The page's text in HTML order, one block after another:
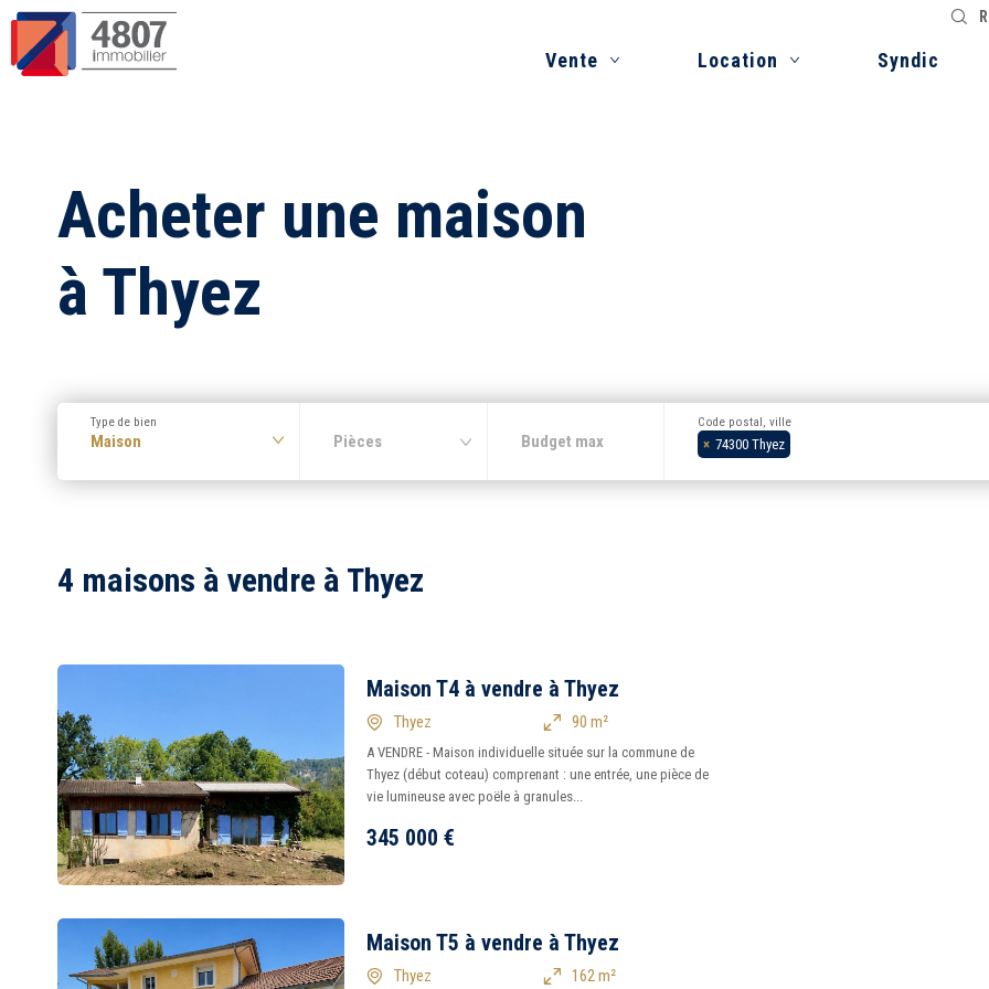
Vente Location Syndic
Acheter une maison
à Thyez
Maison
Type de bien
Pièces
3
4
× 74300 Thyez
Code postal, ville
4 maisons à vendre à Thyez
Maison T4 à vendre à Thyez
Thyez 90 m²
A VENDRE - Maison individuelle située sur la commune de
Thyez (début coteau) comprenant : une entrée, une pièce de
vie lumineuse avec poële à granules...
345 000 €
Maison T5 à vendre à Thyez
Thyez 162 m²